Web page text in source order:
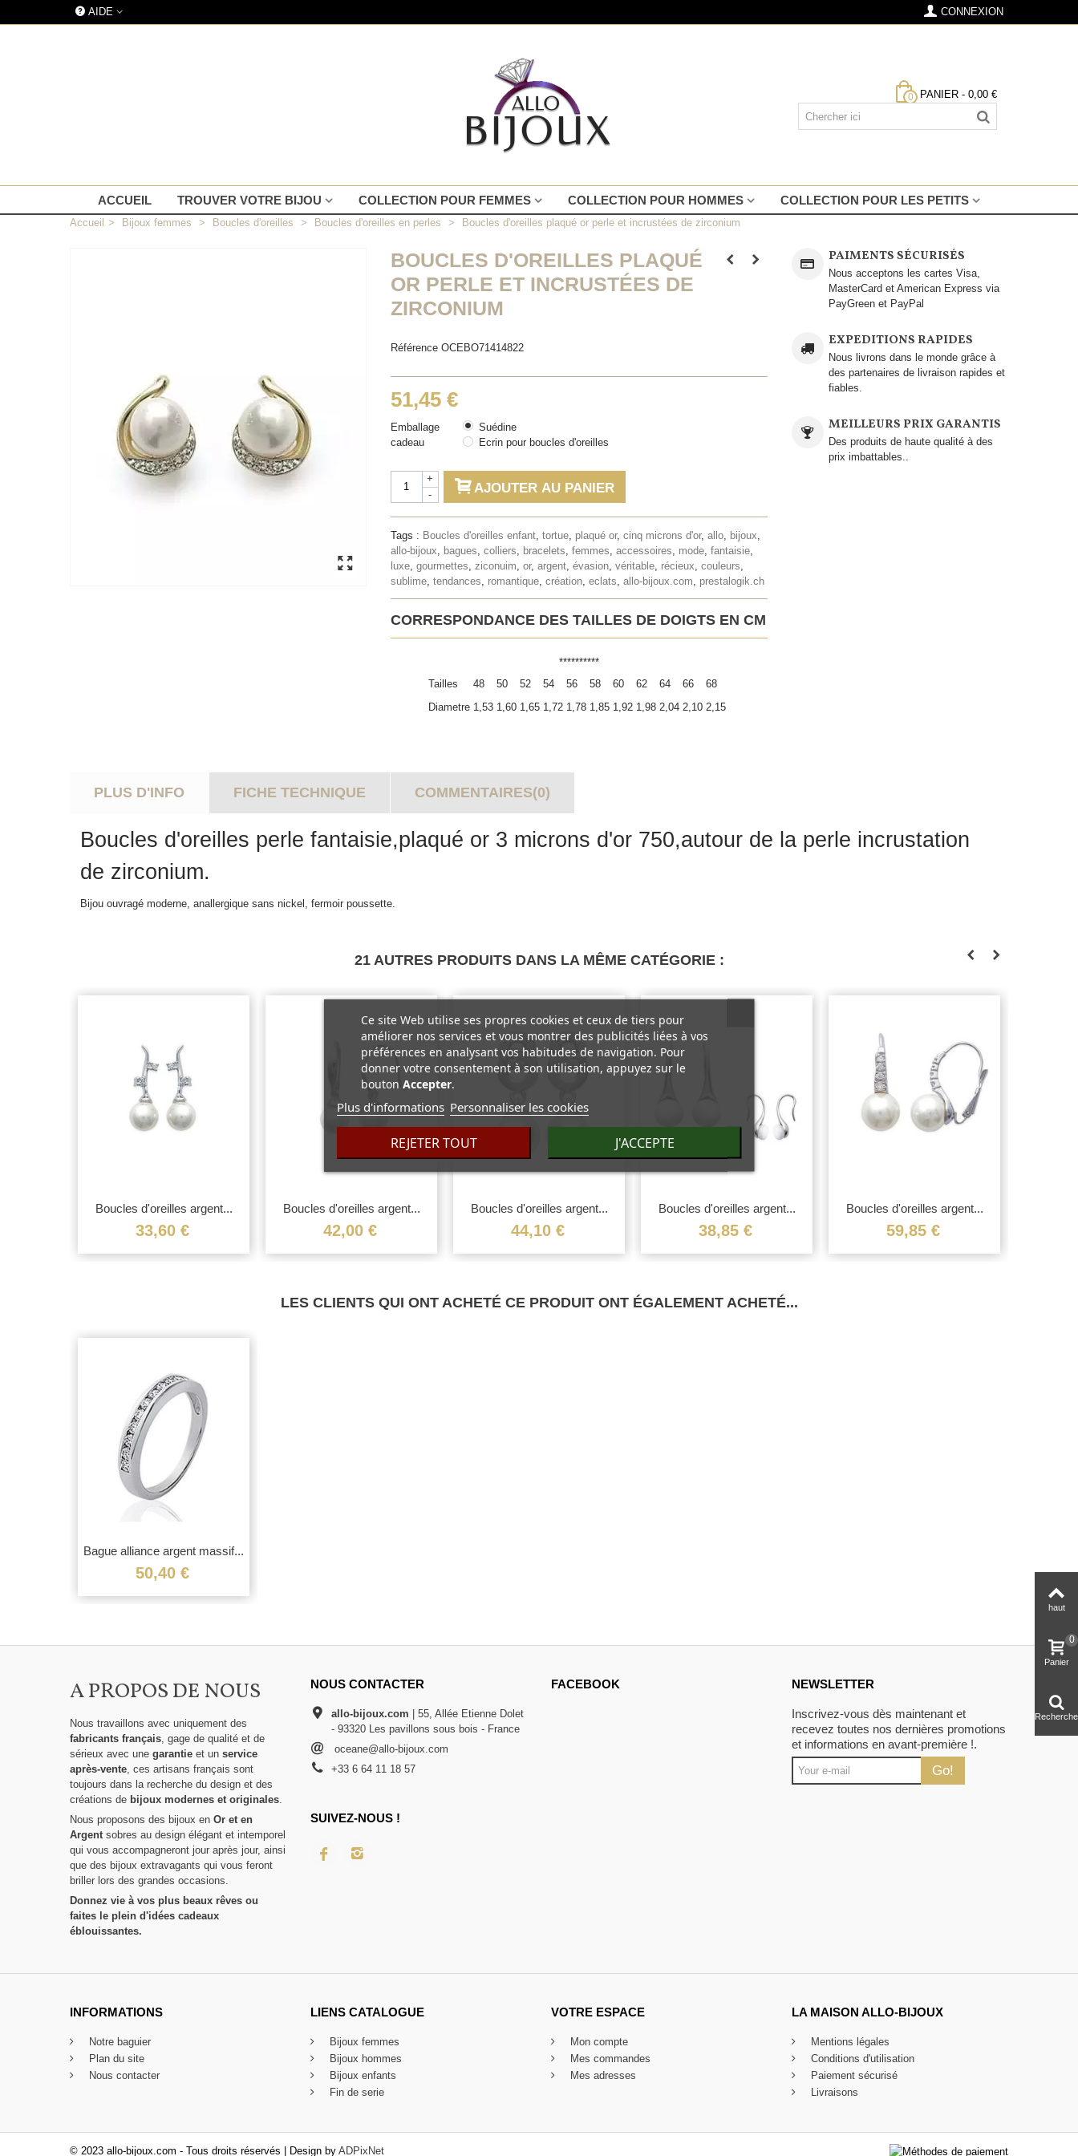
AIDE CONNEXION
0 PANIER - 0,00 €
ACCUEIL TROUVER VOTRE BIJOU COLLECTION POUR FEMMES COLLECTION POUR HOMMES COLLECTION POUR LES PETITS
Accueil > Bijoux femmes > Boucles d'oreilles > Boucles d'oreilles en perles > Boucles d'oreilles plaqué or perle et incrustées de zirconium
BOUCLES D'OREILLES PLAQUÉ
OR PERLE ET INCRUSTÉES DE
ZIRCONIUM
Référence OCEBO71414822
51,45 €
Emballage
cadeau
Suédine
Ecrin pour boucles d'oreilles
-
+
AJOUTER AU PANIER
Tags : Boucles d'oreilles enfant, tortue, plaqué or, cinq microns d'or, allo, bijoux,
allo-bijoux, bagues, colliers, bracelets, femmes, accessoires, mode, fantaisie,
luxe, gourmettes, ziconuim, or, argent, évasion, véritable, récieux, couleurs,
sublime, tendances, romantique, création, eclats, allo-bijoux.com, prestalogik.ch
CORRESPONDANCE DES TAILLES DE DOIGTS EN CM
**********
Tailles
48 50 52 54 56 58 60 62 64 66
68
Diametre 1,53 1,60 1,65 1,72 1,78 1,85 1,92 1,98 2,04 2,10 2,15
PAIMENTS SÉCURISÉS
Nous acceptons les cartes Visa,
MasterCard et American Express via
PayGreen et PayPal
EXPEDITIONS RAPIDES
Nous livrons dans le monde grâce à
des partenaires de livraison rapides et
fiables.
MEILLEURS PRIX GARANTIS
Des produits de haute qualité à des
prix imbattables..
PLUS D'INFO FICHE TECHNIQUE COMMENTAIRES(0)
Boucles d'oreilles perle fantaisie,plaqué or 3 microns d'or 750,autour de la perle incrustation
de zirconium.
Bijou ouvragé moderne, anallergique sans nickel, fermoir poussette.
21 AUTRES PRODUITS DANS LA MÊME CATÉGORIE :
Boucles d'oreilles argent...
33,60 €
Boucles d'oreilles argent...
42,00 €
Boucles d'oreilles argent...
44,10 €
Boucles d'oreilles argent...
38,85 €
Boucles d'oreilles argent...
59,85 €
LES CLIENTS QUI ONT ACHETÉ CE PRODUIT ONT ÉGALEMENT ACHETÉ...
Bague alliance argent massif...
50,40 €
A PROPOS DE NOUS
Nous travaillons avec uniquement des
fabricants français , gage de qualité et de
sérieux avec une garantie et un service
après-vente , ces artisans français sont
toujours dans la recherche du design et des
créations de bijoux modernes et originales
Nous proposons des bijoux en Or et en
Argent sobres au design élégant et intemporel
qui vous accompagneront jour après jour, ainsi
que des bijoux extravagants qui vous feront
briller lors des grandes occasions.
Donnez vie à vos plus beaux rêves ou
faites le plein d'idées cadeaux
éblouissantes.
NOUS CONTACTER
allo-bijoux.com | 55, Allée Etienne Dolet
- 93320 Les pavillons sous bois - France
oceane@allo-bijoux.com
+33 6 64 11 18 57
FACEBOOK NEWSLETTER
Inscrivez-vous dès maintenant et
recevez toutes nos dernières promotions
et informations en avant-première !.
Go!
SUIVEZ-NOUS !
Ce site Web utilise ses propres cookies et ceux de tiers pour
améliorer nos services et vous montrer des publicités liées à vos
préférences en analysant vos habitudes de navigation. Pour
donner votre consentement à son utilisation, appuyez sur le
bouton Accepter.
Plus d'informations Personnaliser les cookies
REJETER TOUT J'ACCEPTE
INFORMATIONS
Notre baguier
Plan du site
Nous contacter
LIENS CATALOGUE
Bijoux femmes
Bijoux hommes
Bijoux enfants
Fin de serie
VOTRE ESPACE
Mon compte
Mes commandes
Mes adresses
LA MAISON ALLO-BIJOUX
Mentions légales
Conditions d'utilisation
Paiement sécurisé
Livraisons
© 2023 allo-bijoux.com - Tous droits réservés | Design by ADPixNet
haut
Panier
0